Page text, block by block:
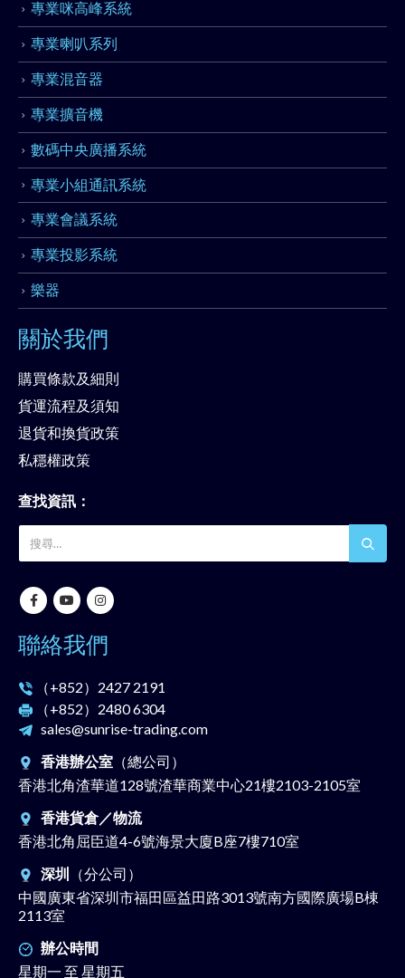
專業咪高峰系統
專業喇叭系列
專業混音器
專業擴音機
數碼中央廣播系統
專業小組通訊系統
專業會議系統
專業投影系統
樂器
關於我們
購買條款及細則
貨運流程及須知
退貨和換貨政策
私穩權政策
查找資訊：
聯絡我們
（+852） 2427 2191
（+852） 2480 6304
sales@sunrise-trading.com
香港辦公室 （總公司）
香港北角渣華道128號渣華商業中心21樓2103-2105室
香港貨倉／物流
香港北角屈臣道4-6號海景大廈B座7樓710室
深圳 （分公司）
中國廣東省深圳市福田區益田路3013號南方國際廣場B棟
2113室
辦公時間
星期一 至 星期五